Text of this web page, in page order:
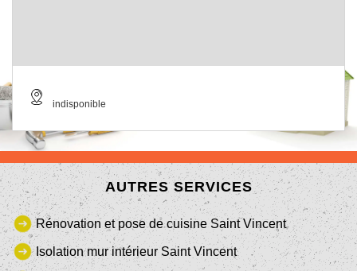
indisponible
AUTRES SERVICES
Rénovation et pose de cuisine Saint Vincent
Isolation mur intérieur Saint Vincent